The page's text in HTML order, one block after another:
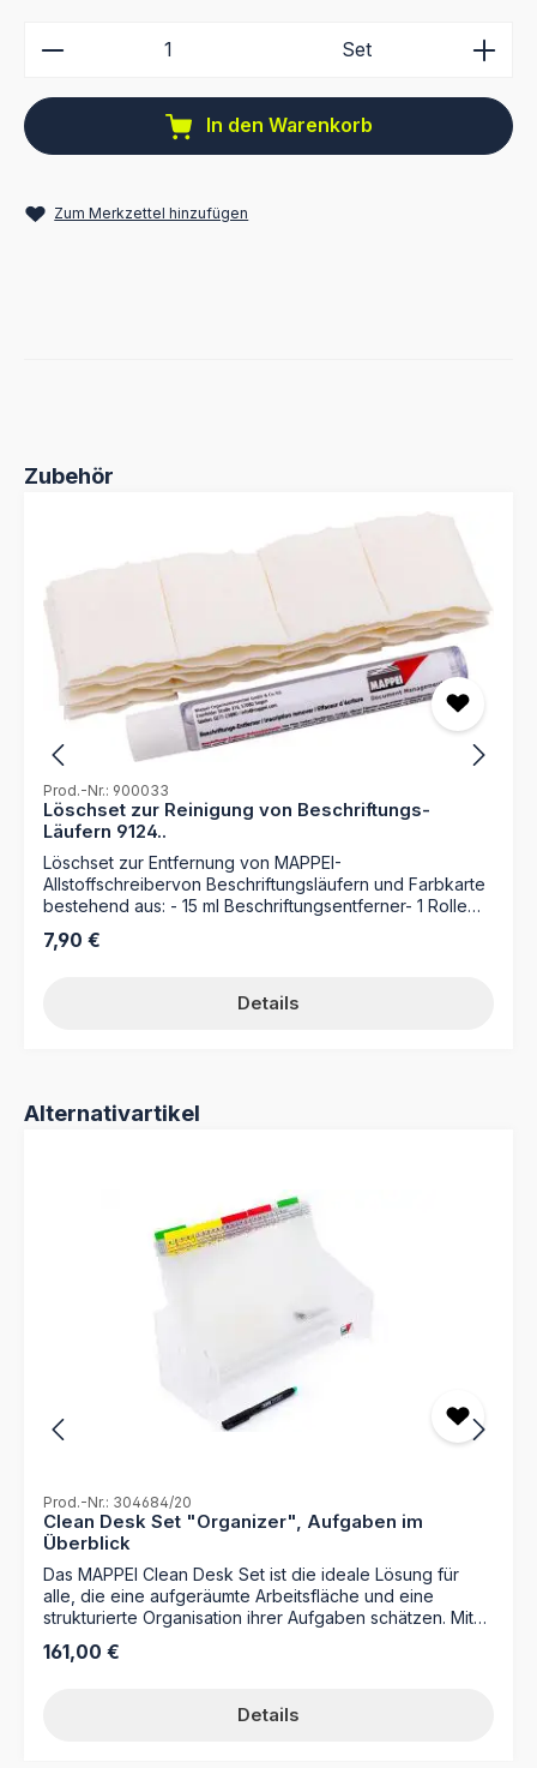
Produkt Anzahl: Gib den gewünschten Wert ein
Set
In den Warenkorb
Zum Merkzettel hinzufügen
Produktgalerie überspringen
Zubehör
Prod.-Nr.: 900033
Löschset zur Reinigung von Beschriftungs-
Läufern 9124..
Löschset zur Entfernung von MAPPEI-
Allstoffschreibervon Beschriftungsläufern und Farbkarte
bestehend aus: - 15 ml Beschriftungsentferner- 1 Rolle
Regulärer Preis:
7,90 €
Details
Produktgalerie überspringen
Alternativartikel
Prod.-Nr.: 304684/20
Clean Desk Set "Organizer", Aufgaben im
Überblick
Das MAPPEI Clean Desk Set ist die ideale Lösung für
alle, die eine aufgeräumte Arbeitsfläche und eine
strukturierte Organisation ihrer Aufgaben schätzen. Mit
Unterlagen und Büromaterialien stets im Blick und
Homeoffice oder den Arbeitsplatz im Büro – dieses Set
vereinfacht den Arbeitsalltag und steigert die Effizienz.
Regulärer Preis:
161,00 €
Details